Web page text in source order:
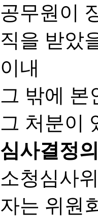
공무원이
직을 받았
이내
그 밖에 본
그 처분이
심사결정
소청심사
자는 위원